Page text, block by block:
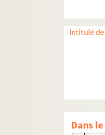
Intitulé
Dans